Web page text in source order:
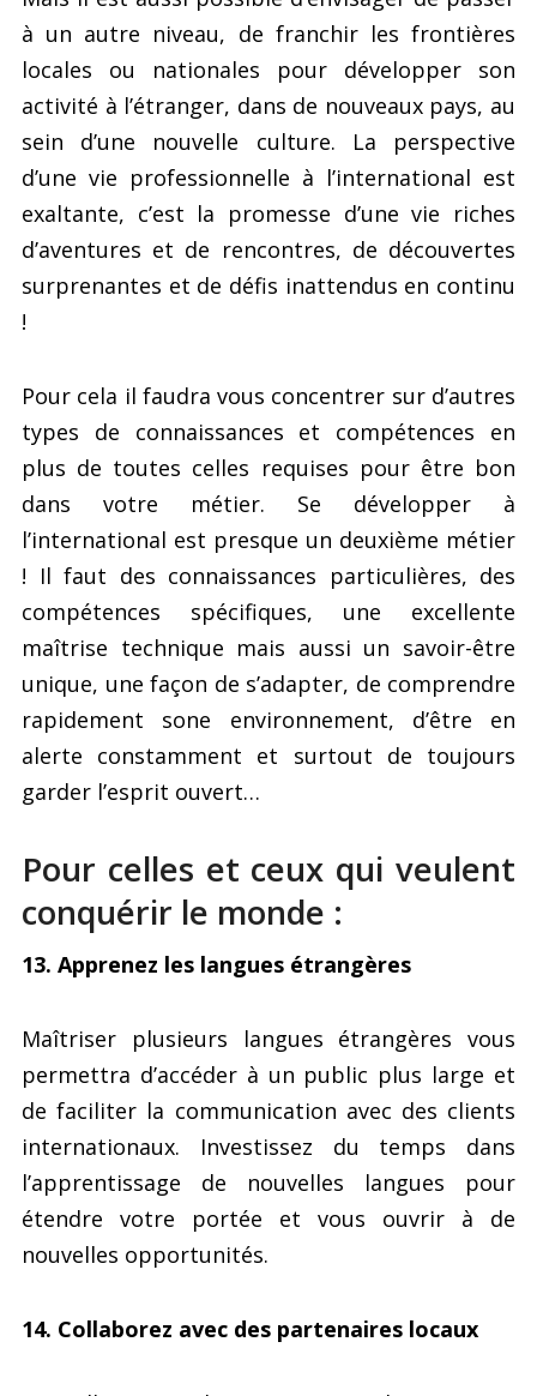
à un autre niveau, de franchir les frontières
locales ou nationales pour développer son
activité à l’étranger, dans de nouveaux pays, au
sein d’une nouvelle culture. La perspective
d’une vie professionnelle à l’international est
exaltante, c’est la promesse d’une vie riches
d’aventures et de rencontres, de découvertes
surprenantes et de défis inattendus en continu
!
Pour cela il faudra vous concentrer sur d’autres
types de connaissances et compétences en
plus de toutes celles requises pour être bon
dans votre métier. Se développer à
l’international est presque un deuxième métier
! Il faut des connaissances particulières, des
compétences spécifiques, une excellente
maîtrise technique mais aussi un savoir-être
unique, une façon de s’adapter, de comprendre
rapidement sone environnement, d’être en
alerte constamment et surtout de toujours
garder l’esprit ouvert…
Pour celles et ceux qui veulent
conquérir le monde :
13. Apprenez les langues étrangères
Maîtriser plusieurs langues étrangères vous
permettra d’accéder à un public plus large et
de faciliter la communication avec des clients
internationaux. Investissez du temps dans
l’apprentissage de nouvelles langues pour
étendre votre portée et vous ouvrir à de
nouvelles opportunités.
14. Collaborez avec des partenaires locaux